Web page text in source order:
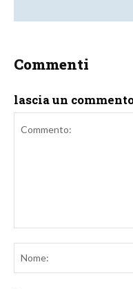
Commenti
lascia un